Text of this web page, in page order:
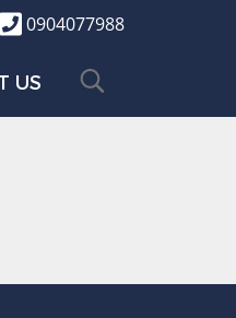
0904077988
US